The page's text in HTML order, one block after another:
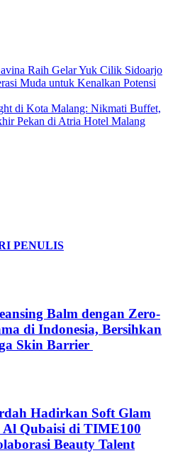
Raih Gelar Yuk Cilik Sidoarjo
Muda untuk Kenalkan Potensi
di Kota Malang: Nikmati Buffet,
Pekan di Atria Hotel Malang
PENULIS
Balm dengan Zero-
di Indonesia, Bersihkan
Skin Barrier
Hadirkan Soft Glam
Qubaisi di TIME100
Beauty Talent